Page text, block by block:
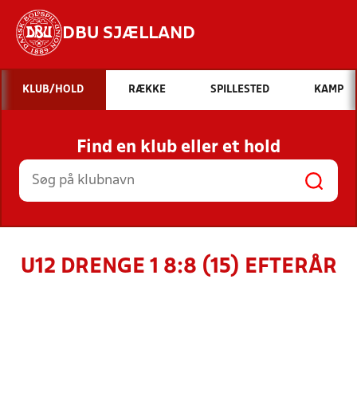
DBU SJÆLLAND
Hvad vil du søge efter?
INDHOLD OG NYHEDER
STILLINGER, RESULTATER, KLUBBER OG
HOLD
KLUB/HOLD RÆKKE SPILLESTED KAMP
Find en klub eller et hold
U12 DRENGE 1 8:8 (15) EFTERÅR